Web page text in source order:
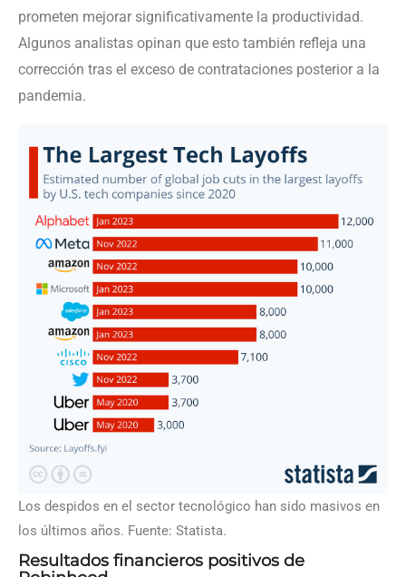
prometen mejorar significativamente la productividad.
Algunos analistas opinan que esto también refleja una
corrección tras el exceso de contrataciones posterior a la
pandemia.
Los despidos en el sector tecnológico han sido masivos en
los últimos años. Fuente: Statista.
Resultados financieros positivos de